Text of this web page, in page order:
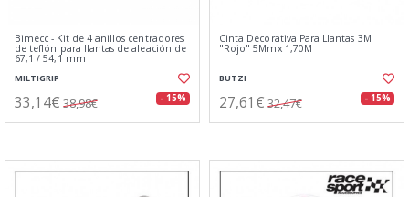
Bimecc - Kit de 4 anillos centradores
de teflón para llantas de aleación de
67,1 / 54,1 mm
MILTIGRIP
33,14€ 38,98€ - 15%
Cinta Decorativa Para Llantas 3M
"Rojo" 5Mmx 1,70M
BUTZI
27,61€ 32,47€ - 15%